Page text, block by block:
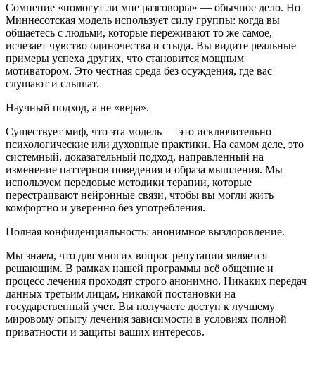
Сомнение «помогут ли мне разговоры» — обычное дело. Но
Миннесотская модель использует силу группы: когда вы
общаетесь с людьми, которые переживают то же самое,
исчезает чувство одиночества и стыда. Вы видите реальные
примеры успеха других, что становится мощным
мотиватором. Это честная среда без осуждения, где вас
слушают и слышат.
Научный подход, а не «вера».
Существует миф, что эта модель — это исключительно
психологические или духовные практики. На самом деле, это
системный, доказательный подход, направленный на
изменение паттернов поведения и образа мышления. Мы
используем передовые методики терапии, которые
перестраивают нейронные связи, чтобы вы могли жить
комфортно и уверенно без употребления.
Полная конфиденциальность: анонимное выздоровление.
Мы знаем, что для многих вопрос репутации является
решающим. В рамках нашей программы всё общение и
процесс лечения проходят строго анонимно. Никаких передач
данных третьим лицам, никакой постановки на
государственный учет. Вы получаете доступ к лучшему
мировому опыту лечения зависимости в условиях полной
приватности и защиты ваших интересов.